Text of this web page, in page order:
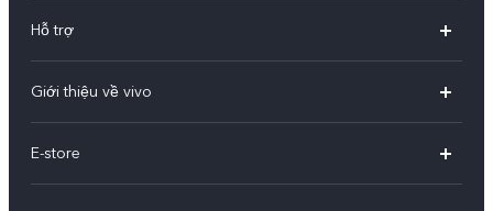
V60
V60 Lite 5G
V50 Lite 5G
Hỗ trợ
Funtouch OS
Giới thiệu về vivo
E-store